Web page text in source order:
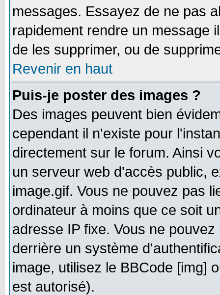
messages. Essayez de ne pas
rapidement rendre un message
de les supprimer, ou de
Revenir en haut
Puis-je poster des images ?
Des images peuvent bien
cependant il n'existe pour
directement sur le forum. Ainsi
un serveur web d'accès public,
image.gif. Vous ne pouvez pas
ordinateur à moins que ce soit
adresse IP fixe. Vous ne
derrière un système
image, utilisez le BBCode [img]
est autorisé).